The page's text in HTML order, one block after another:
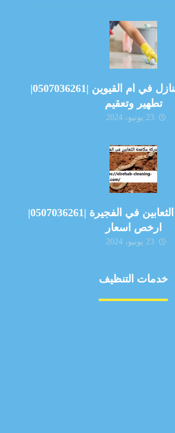
شركة تعقيم منازل في ام القيوين |0507036261|
تطهير وتعقيم
23 يونيو، 2024
شركة مكافحة الثعابين في الفجيرة |0507036261|
ارخص اسعار
23 يونيو، 2024
خدمات التنظيف